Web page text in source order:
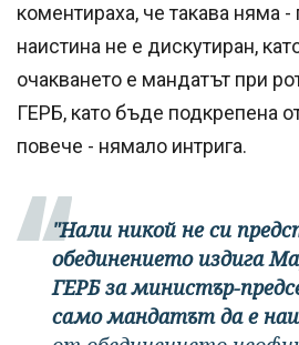
коментираха, че такава няма
наистина не е дискутиран,
очакването е мандатът при
ГЕРБ, като бъде подкрепена
повече - нямало интрига.
"Нали никой не си
обединението издига
ГЕРБ за министър-
само мандатът да е